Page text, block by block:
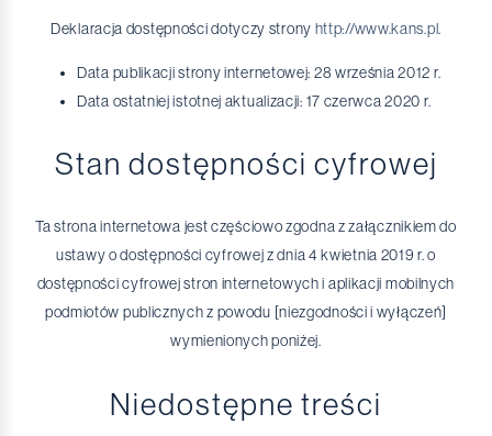
Deklaracja dostępności dotyczy strony http://www.kans.pl.
Data publikacji strony internetowej: 28 września 2012 r.
Data ostatniej istotnej aktualizacji: 17 czerwca 2020 r.
Stan dostępności cyfrowej
Ta strona internetowa jest częściowo zgodna z załącznikiem do
ustawy o dostępności cyfrowej z dnia 4 kwietnia 2019 r. o
dostępności cyfrowej stron internetowych i aplikacji mobilnych
podmiotów publicznych z powodu [niezgodności i wyłączeń]
wymienionych poniżej.
Niedostępne treści